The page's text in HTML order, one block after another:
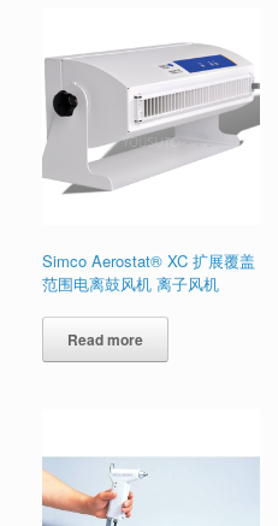
Simco Aerostat® XC 扩展覆盖
范围电离鼓风机 离子风机
Read more